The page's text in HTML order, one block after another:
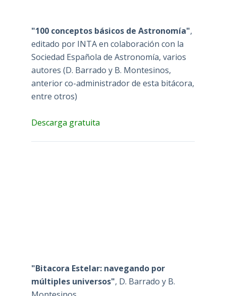
"100 conceptos básicos de Astronomía",
editado por INTA en colaboración con la
Sociedad Española de Astronomía, varios
autores (D. Barrado y B. Montesinos,
anterior co-administrador de esta bitácora,
entre otros)
Descarga gratuita
"Bitacora Estelar: navegando por
múltiples universos", D. Barrado y B.